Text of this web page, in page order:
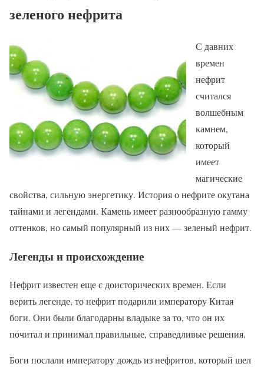
зеленого нефрита
С давних
времен
нефрит
считался
волшебным
камнем,
который
имеет
магические
свойства, сильную энергетику. История о нефрите окутана
тайнами и легендами. Камень имеет разнообразную гамму
оттенков, но самый популярный из них — зеленый нефрит.
Легенды и происхождение
Нефрит известен еще с доисторических времен. Если
верить легенде, то нефрит подарили императору Китая
боги. Они были благодарны владыке за то, что он их
почитал и принимал правильные, справедливые решения.
Боги послали императору дождь из нефритов, который шел